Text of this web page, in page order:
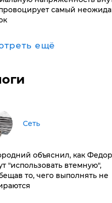
самый
ещё
Сеть
объяснил, как
"использовать втемную",
то, чего выполнять не